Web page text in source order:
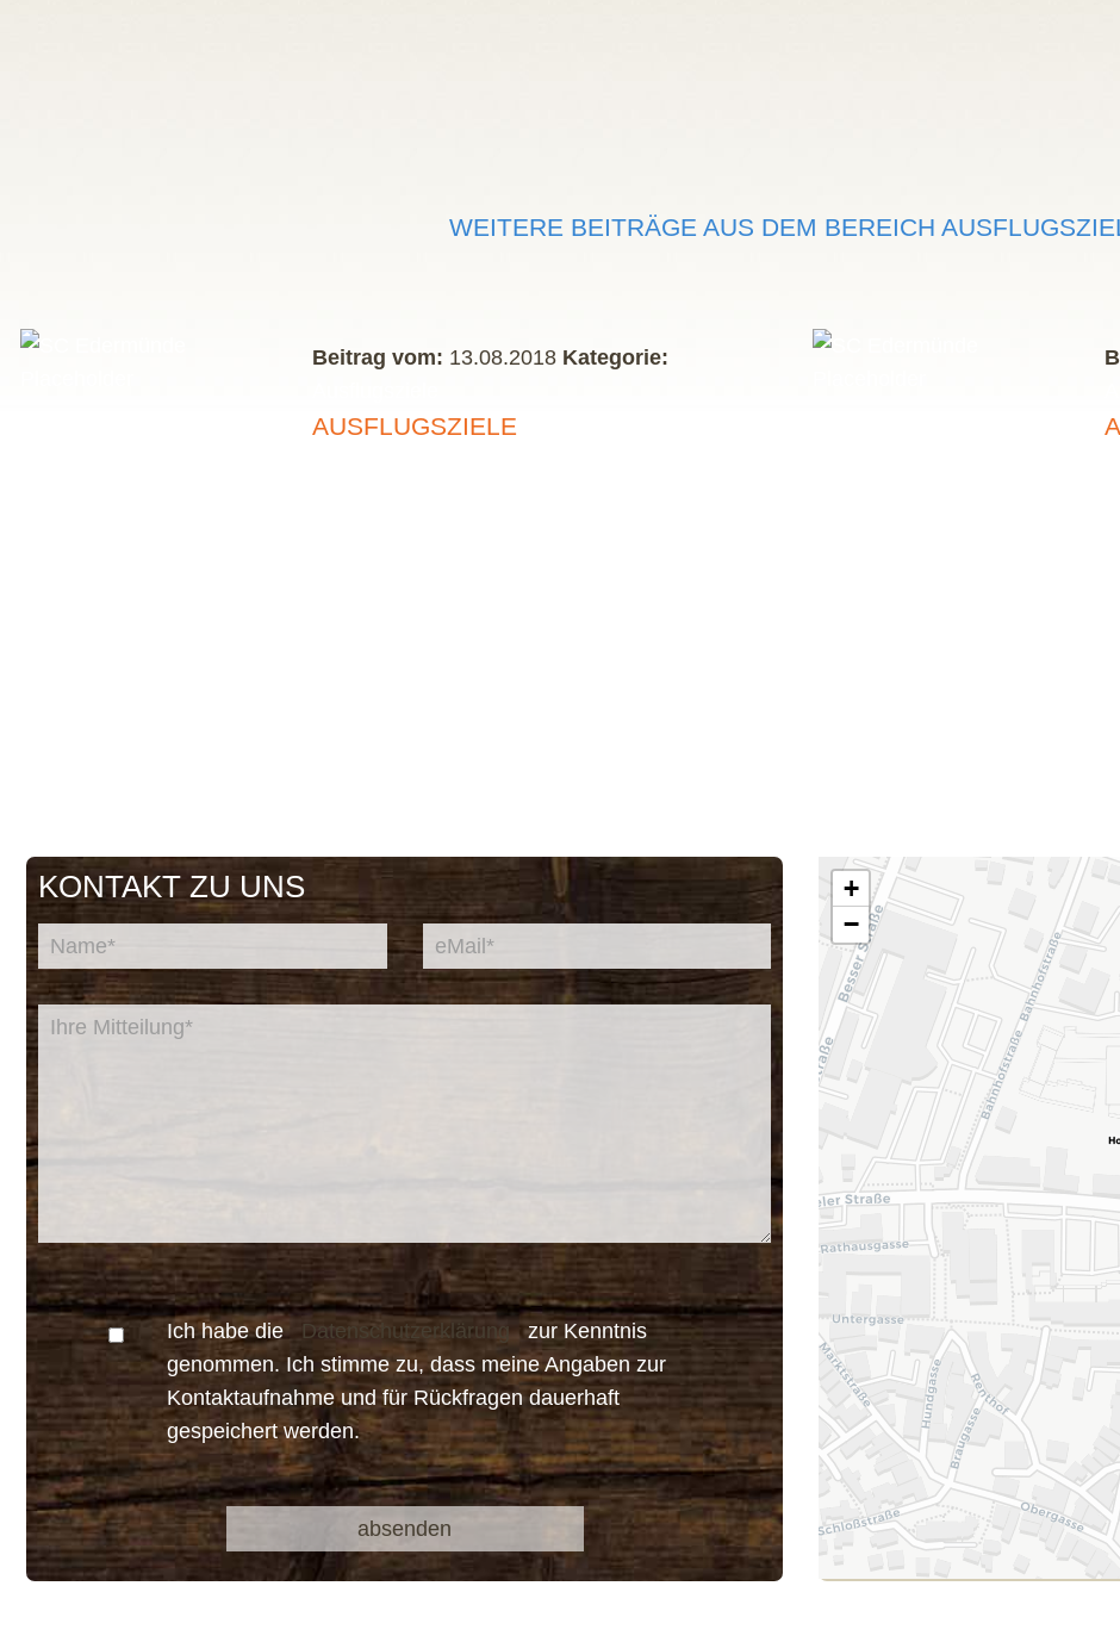
WEITERE BEITRÄGE AUS DEM BEREICH
Beitrag vom: 13.08.2018 Kategorie:
AUSFLUGSZIELE
KONTAKT ZU UNS
Ich habe die Datenschutzerklärung
zur Kenntnis
genommen. Ich stimme zu, dass meine Angaben zur
Kontaktaufnahme und für Rückfragen dauerhaft
gespeichert werden.
Bitte
lasse
dieses
Feld
Bitte
lasse
dieses
Feld
+
−